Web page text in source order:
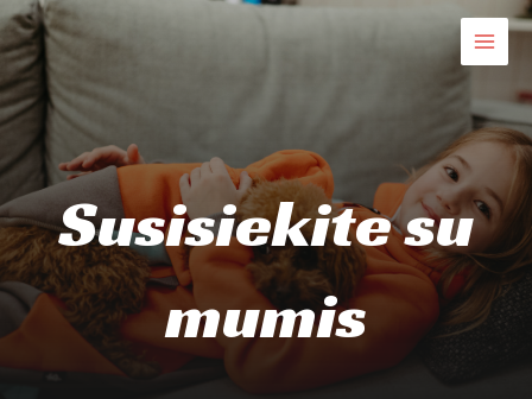
Skip
to
content
MAIN
Susisiekite su
mumis